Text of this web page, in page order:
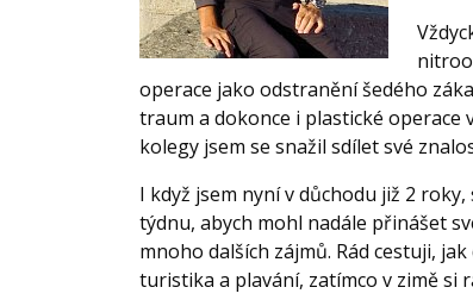
operace jako odstranění šedého
traum a dokonce i plastické operace
kolegy jsem se snažil sdílet své
I když jsem nyní v důchodu již 2
týdnu, abych mohl nadále přinášet
mnoho dalších zájmů. Rád cestuji,
turistika a plavání, zatímco v zimě si